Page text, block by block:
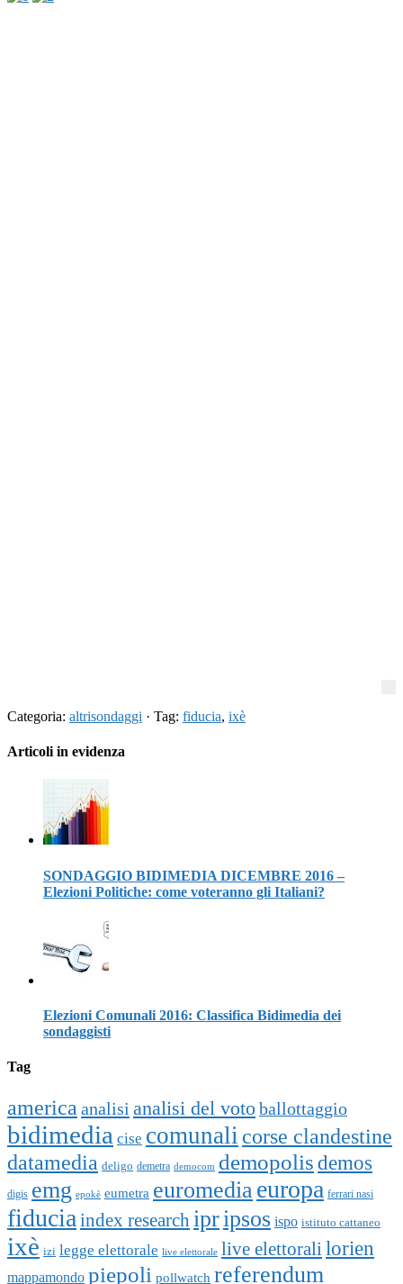
Categoria: altrisondaggi · Tag: fiducia, ixè
Articoli in evidenza
SONDAGGIO BIDIMEDIA DICEMBRE 2016 –
Elezioni Politiche: come voteranno gli Italiani?
Elezioni Comunali 2016: Classifica Bidimedia dei
sondaggisti
Tag
america analisi analisi del votoballottaggio
bidimedia cise comunali corse clandestine
datamedia deligo demetra democom demopolisdemos
digis emg epokè eumetra euromedia europa ferrari nasi
fiducia index research ipripsos ispo istituto cattaneo
ixè izi legge elettorale live elettorale live elettorali lorien
mappamondo piepoli pollwatch referendum